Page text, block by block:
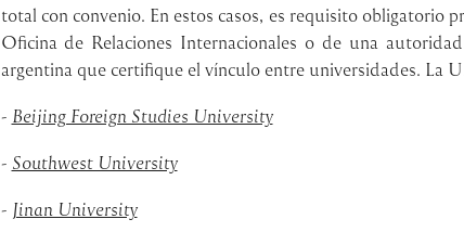
total con convenio. En estos casos, es requisito obligatorio
Oficina de Relaciones Internacionales o de una
argentina que certifique el vínculo entre universidades. La
- Beijing Foreign Studies University
- Southwest University
- Jinan University